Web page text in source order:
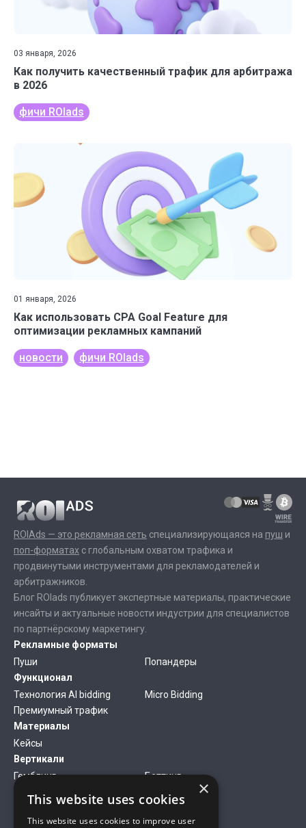
03 января, 2026
Как получить качественный трафик для арбитража
в 2026
фичи ROIads
01 января, 2026
Как использовать CPA Goal Feature для
оптимизации рекламных кампаний
новости фичи ROIads
ROIAds — это рекламная сеть специализирующаяся на пуш и
поп-форматах с глобальным охватом трафика и
продвинутыми инструментами для рекламодателей и
арбитражников.
Блог ROIads публикует экспертные материалы, практические
инсайты и актуальные новости индустрии для специалистов
по партнёрскому маркетингу.
Рекламные форматы
Пуши
Попандеры
Функционал
Технология AI bidding
Micro Bidding
Премиумный трафик
Материалы
Кейсы
Вертикали
Гемблинг
Беттинг
Антивирусы
Дейтинг
Нутра
Компания
×
This website uses cookies
This website uses cookies to improve user